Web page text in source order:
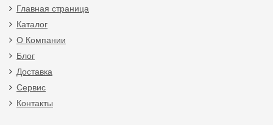
Главная страница
Каталог
О Компании
Блог
Доставка
Сервис
Контакты